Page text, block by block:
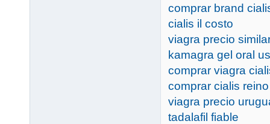
comprar brand
cialis il costo
viagra precio
kamagra gel oral
comprar viagra
comprar cialis
viagra precio
tadalafil fiable